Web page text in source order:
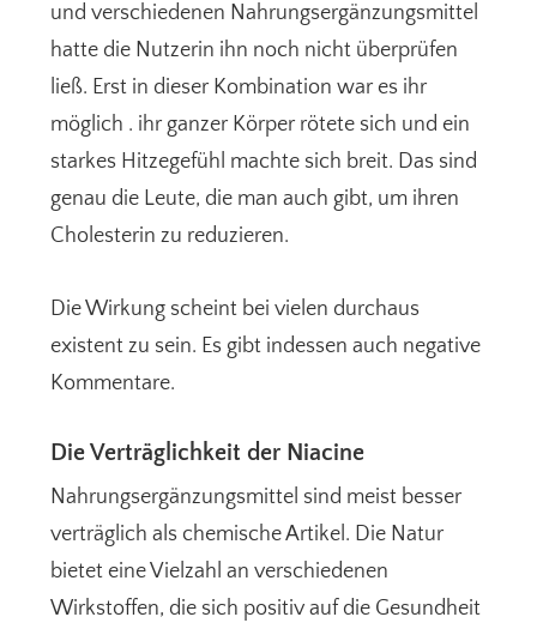
und verschiedenen Nahrungsergänzungsmittel
hatte die Nutzerin ihn noch nicht überprüfen
ließ. Erst in dieser Kombination war es ihr
möglich . ihr ganzer Körper rötete sich und ein
starkes Hitzegefühl machte sich breit. Das sind
genau die Leute, die man auch gibt, um ihren
Cholesterin zu reduzieren.
Die Wirkung scheint bei vielen durchaus
existent zu sein. Es gibt indessen auch negative
Kommentare.
Die Verträglichkeit der Niacine
Nahrungsergänzungsmittel sind meist besser
verträglich als chemische Artikel. Die Natur
bietet eine Vielzahl an verschiedenen
Wirkstoffen, die sich positiv auf die Gesundheit